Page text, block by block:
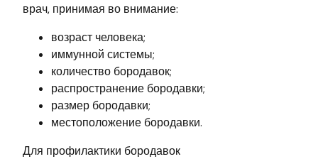
врач, принимая во внимание:
возраст человека;
иммунной системы;
количество бородавок;
распространение бородавки;
размер бородавки;
местоположение бородавки.
Для профилактики бородавок